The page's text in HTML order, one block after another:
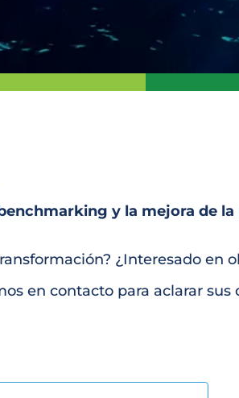
y la mejora de
¿Interesado en
en contacto para aclarar